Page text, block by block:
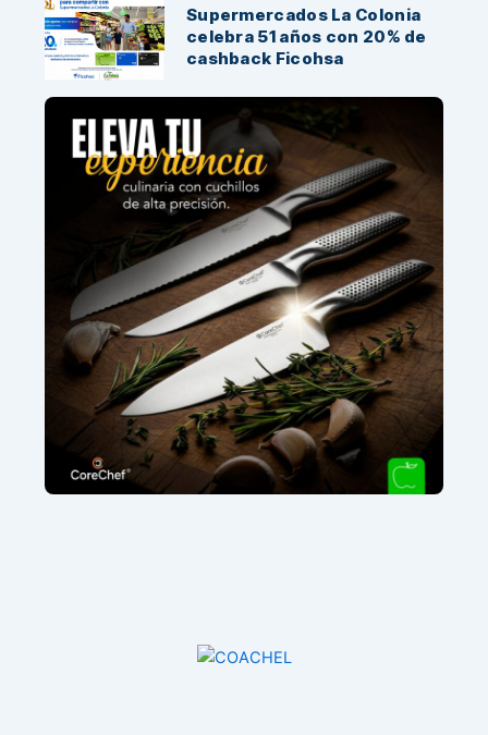
Supermercados La Colonia
celebra 51 años con 20% de
cashback Ficohsa